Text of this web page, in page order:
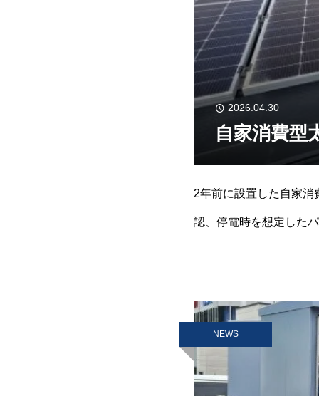
2026.04.30
自家消費型
2年前に設置した自家
認、停電時を想定した
NEWS